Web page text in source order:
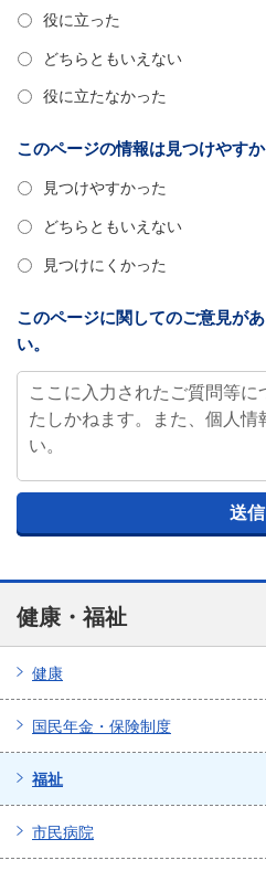
役に立った
どちらともいえない
役に立たなかった
このページの情報は見つけやす
見つけやすかった
どちらともいえない
見つけにくかった
このページに関してのご意見が
い。
健康・福祉
健康
国民年金・保険制度
福祉
市民病院